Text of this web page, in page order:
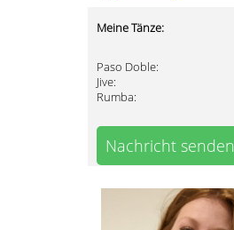
Meine Tänze:
Paso Doble:
Jive:
Rumba:
Nachricht senden